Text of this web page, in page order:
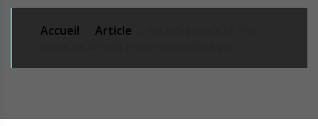
Accueil Article